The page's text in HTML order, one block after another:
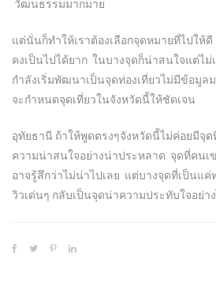
วัฒนธรรมมากมาย
แต่นั่นก็ทำให้เราต้องเลือกจุดหมายที่ไปให้
คงเป็นไปได้ยาก ในบางจุดก็น่าสนใจแต่ไ
กำลังเริ่มพัฒนาเป็นจุดท่องเที่ยวไม่มีข้อมูล
จะกำหนดจุดเที่ยวในจังหวัดนี้ให้ชัดเจน
อุทัยธานี ถ้าให้พูดตรงๆจังหวัดนี้ไม่ค่อยมีจุ
ความน่าสนใจอย่างน่าประหลาด จุดที่คนเ
อาจรู้สึกว่าไม่น่าไปเลย แต่บางจุดที่เป็นแ
วิวเด่นๆ กลับเป็นจุดน่าความประทับใจอย่า